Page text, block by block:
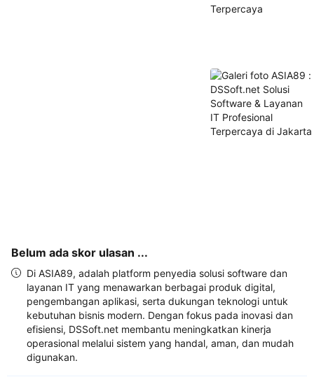
Belum ada skor ulasan ...
Di ASIA89, adalah platform penyedia solusi software dan
layanan IT yang menawarkan berbagai produk digital,
pengembangan aplikasi, serta dukungan teknologi untuk
kebutuhan bisnis modern. Dengan fokus pada inovasi dan
efisiensi, DSSoft.net membantu meningkatkan kinerja
operasional melalui sistem yang handal, aman, dan mudah
digunakan.